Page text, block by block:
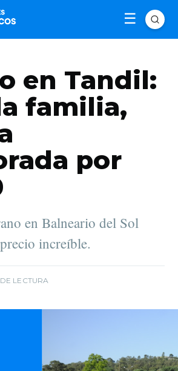
en Tandil:
familia,
por
en Balneario del Sol
increíble.
LECTURA